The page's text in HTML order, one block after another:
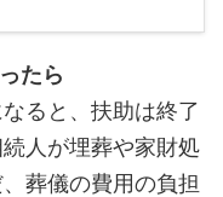
たら
ると、扶助は終了
人が埋葬や家財処
葬儀の費用の負担